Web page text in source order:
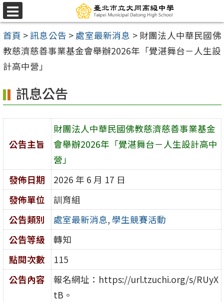
跳
至
主
要
內
區
選
單
首頁 >訊息公告 > 處室最新消息 > 財團法人中華民國佛
教慈濟慈善事業基金會舉辦2026年「覺湛舞台－人生設
計高中營」
訊息公告
公告主旨
財團法人中華民國佛教慈濟慈善事業基金
會舉辦2026年「覺湛舞台－人生設計高中
營」
發佈日期
2026 年 6 月 17 日
發佈單位
訓育組
公告類別
處室最新消息, 學生競賽活動
公告等級
轉知
點閱次數
115
公告內容
報名網址：https://url.tzuchi.org/s/RUyX
tB。